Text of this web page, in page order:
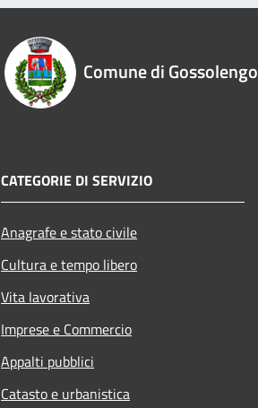
Comune di Gossolengo
CATEGORIE DI SERVIZIO
Anagrafe e stato civile
Cultura e tempo libero
Vita lavorativa
Imprese e Commercio
Appalti pubblici
Catasto e urbanistica